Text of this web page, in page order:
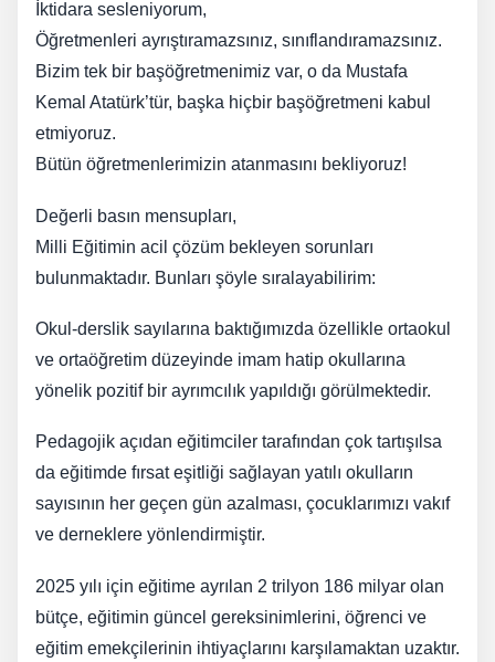
İktidara sesleniyorum,
Öğretmenleri ayrıştıramazsınız, sınıflandıramazsınız.
Bizim tek bir başöğretmenimiz var, o da Mustafa
Kemal Atatürk’tür, başka hiçbir başöğretmeni kabul
etmiyoruz.
Bütün öğretmenlerimizin atanmasını bekliyoruz!
Değerli basın mensupları,
Milli Eğitimin acil çözüm bekleyen sorunları
bulunmaktadır. Bunları şöyle sıralayabilirim:
Okul-derslik sayılarına baktığımızda özellikle ortaokul
ve ortaöğretim düzeyinde imam hatip okullarına
yönelik pozitif bir ayrımcılık yapıldığı görülmektedir.
Pedagojik açıdan eğitimciler tarafından çok tartışılsa
da eğitimde fırsat eşitliği sağlayan yatılı okulların
sayısının her geçen gün azalması, çocuklarımızı vakıf
ve derneklere yönlendirmiştir.
2025 yılı için eğitime ayrılan 2 trilyon 186 milyar olan
bütçe, eğitimin güncel gereksinimlerini, öğrenci ve
eğitim emekçilerinin ihtiyaçlarını karşılamaktan uzaktır.